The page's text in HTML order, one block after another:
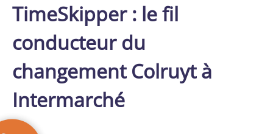
TimeSkipper : le fil
conducteur du
changement Colruyt à
Intermarché